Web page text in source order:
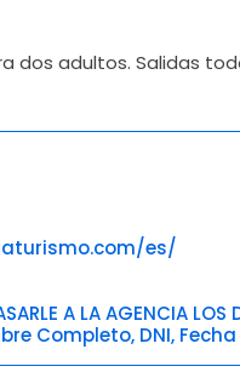
dos adultos. Salidas
es/
A LA AGENCIA
Completo, DNI,